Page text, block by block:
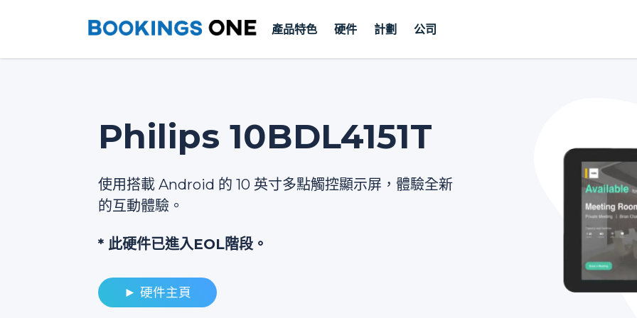
產品特色 硬件 計劃 公司
Philips 10BDL4151T
使用搭載 Android 的 10 英寸多點觸控顯示屏，體驗全新
的互動體驗。
* 此硬件已進入EOL階段。
► 硬件主頁